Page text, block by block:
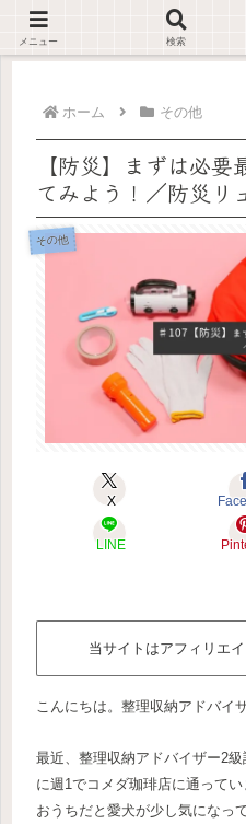
デジタルが苦手でも大丈夫🌿仕事が
ホーム その他
【防災】まずは必
てみよう！／防災
その他
X
LINE
当サイトはアフィリエ
こんにちは。整理収納アドバイ
最近、整理収納アドバイザー2
に週1でコメダ珈琲店に通ってい
おうちだと愛犬が少し気になっ
メニュー 検索